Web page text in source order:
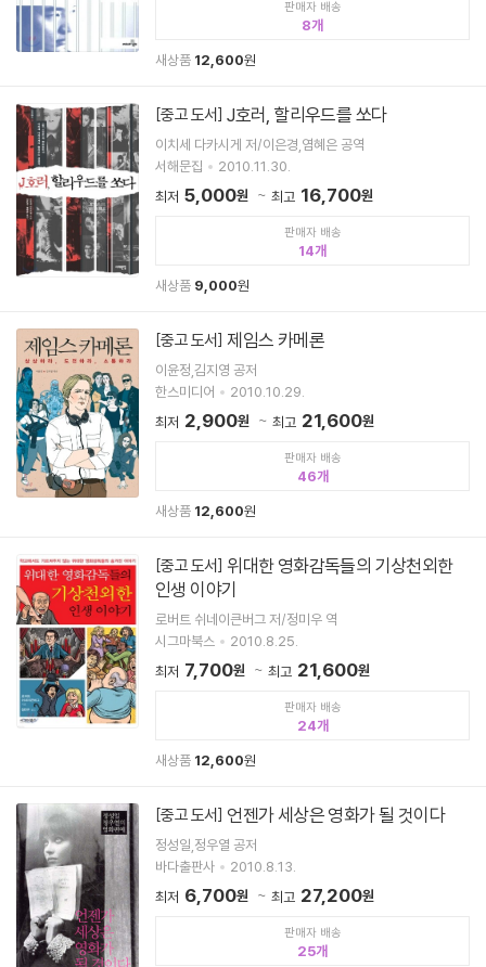
판매자 배송
8
새상품 12,600원
[중고 도서] J호러, 할리우드를 쏘다
이치세 다카시게 저/이은경,염혜은 공역
서해문집
2010.11.30.
최저 5,000원 최고 16,700원
판매자 배송
14
새상품 9,000원
[중고 도서] 제임스 카메론
이윤정,김지영 공저
한스미디어
2010.10.29.
최저 2,900원 최고 21,600원
판매자 배송
46
새상품 12,600원
[중고 도서]
인생 이야기
로버트 쉬네이큰버그 저/정미우 역
시그마북스
2010.8.25.
최저 7,700원 최고 21,600원
판매자 배송
24
새상품 12,600원
[중고 도서] 언젠가 세상은 영화가 될 것이다
정성일,정우열 공저
바다출판사
2010.8.13.
최저 6,700원 최고 27,200원
판매자 배송
25